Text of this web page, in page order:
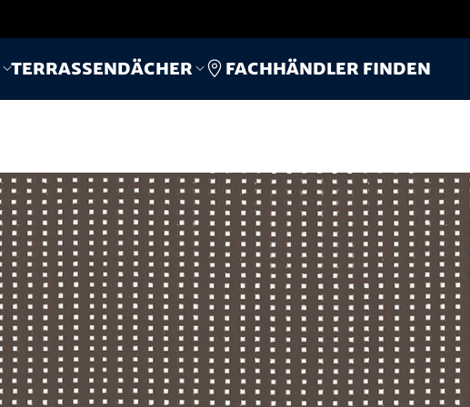
Terrassendächer Fachhändler finden